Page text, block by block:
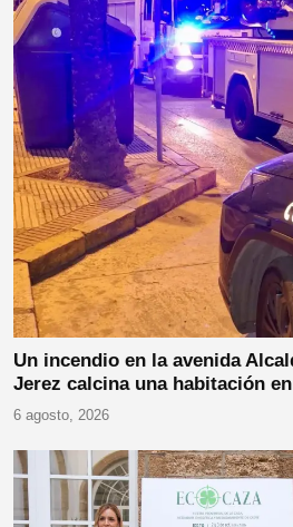
Un incendio en la avenida
Jerez calcina una habitación
6 agosto, 2026